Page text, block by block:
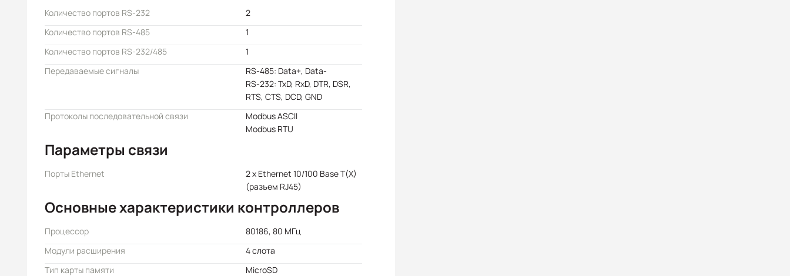
Количество портов RS-232
2
Количество портов RS-485
1
Количество портов RS-232/485
1
Передаваемые сигналы
RS-485: Data+, Data-
RS-232: TxD, RxD, DTR, DSR,
RTS, CTS, DCD, GND
Протоколы последовательной связи
Modbus ASCII
Modbus RTU
Параметры связи
Порты Ethernet
2 x Ethernet 10/100 Base T(X)
(разъем RJ45)
Основные характеристики контроллеров
Процессор
80186, 80 МГц
Модули расширения
4 слота
Тип карты памяти
MicroSD